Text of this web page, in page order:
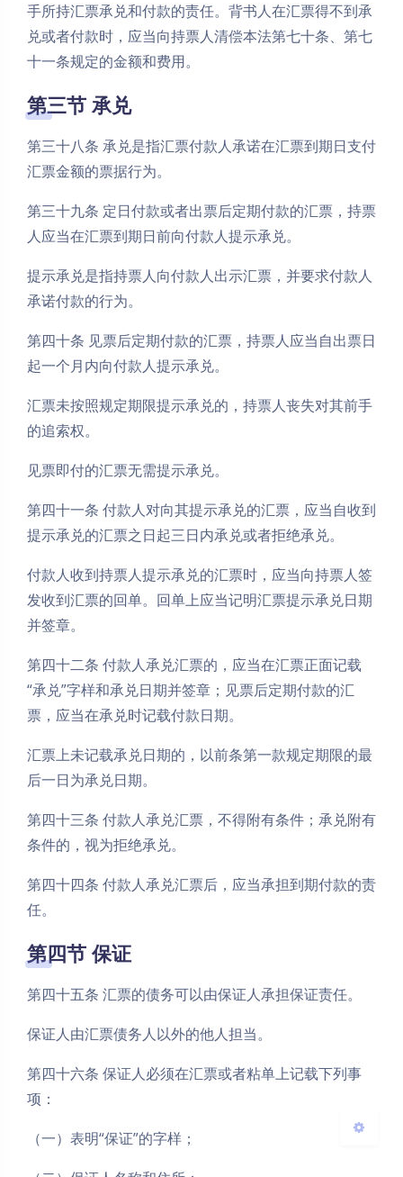
夜间模式
浅阴影 深阴影
手所持汇票承兑和付款的责任。背书人在汇票得不到承
兑或者付款时，应当向持票人清偿本法第七十条、第七
十一条规定的金额和费用。
第三节 承兑
第三十八条 承兑是指汇票付款人承诺在汇票到期日支付
汇票金额的票据行为。
第三十九条 定日付款或者出票后定期付款的汇票，持票
人应当在汇票到期日前向付款人提示承兑。
提示承兑是指持票人向付款人出示汇票，并要求付款人
承诺付款的行为。
第四十条 见票后定期付款的汇票，持票人应当自出票日
起一个月内向付款人提示承兑。
汇票未按照规定期限提示承兑的，持票人丧失对其前手
的追索权。
见票即付的汇票无需提示承兑。
第四十一条 付款人对向其提示承兑的汇票，应当自收到
提示承兑的汇票之日起三日内承兑或者拒绝承兑。
付款人收到持票人提示承兑的汇票时，应当向持票人签
发收到汇票的回单。回单上应当记明汇票提示承兑日期
并签章。
第四十二条 付款人承兑汇票的，应当在汇票正面记载
“承兑”字样和承兑日期并签章；见票后定期付款的汇
票，应当在承兑时记载付款日期。
汇票上未记载承兑日期的，以前条第一款规定期限的最
后一日为承兑日期。
第四十三条 付款人承兑汇票，不得附有条件；承兑附有
条件的，视为拒绝承兑。
第四十四条 付款人承兑汇票后，应当承担到期付款的责
任。
第四节 保证
第四十五条 汇票的债务可以由保证人承担保证责任。
保证人由汇票债务人以外的他人担当。
第四十六条 保证人必须在汇票或者粘单上记载下列事
项：
（一）表明“保证”的字样；